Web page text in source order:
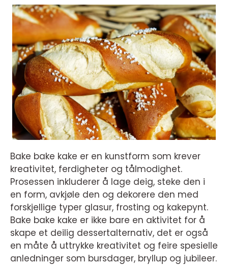
Bake bake kake er en kunstform som krever
kreativitet, ferdigheter og tålmodighet.
Prosessen inkluderer å lage deig, steke den i
en form, avkjøle den og dekorere den med
forskjellige typer glasur, frosting og kakepynt.
Bake bake kake er ikke bare en aktivitet for å
skape et deilig dessertalternativ, det er også
en måte å uttrykke kreativitet og feire spesielle
anledninger som bursdager, bryllup og jubileer.